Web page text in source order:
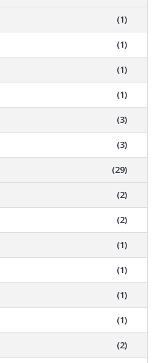
(1)
(1)
(1)
(1)
(3)
(3)
(29)
(2)
(2)
(1)
(1)
(1)
(1)
(2)